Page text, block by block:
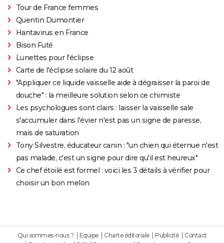
Tour de France femmes
Quentin Dumontier
Hantavirus en France
Bison Futé
Lunettes pour l'éclipse
Carte de l'éclipse solaire du 12 août
"Appliquer ce liquide vaisselle aide à dégraisser la paroi de
douche" : la meilleure solution selon ce chimiste
Les psychologues sont clairs : laisser la vaisselle sale
s'accumuler dans l'évier n'est pas un signe de paresse,
mais de saturation
Tony Silvestre, éducateur canin : "un chien qui éternue n'est
pas malade, c'est un signe pour dire qu'il est heureux"
Ce chef étoilé est formel : voici les 3 détails à vérifier pour
choisir un bon melon
Qui sommes-nous ? Equipe Charte éditoriale Publicité
Contact